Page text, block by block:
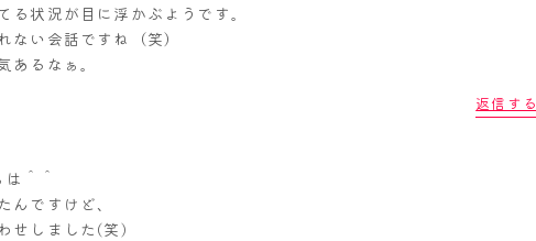
る状況が目に浮かぶようです。
ない会話ですね（笑）
あるなぁ。
返信する
＾＾
んですけど、
せしました(笑)